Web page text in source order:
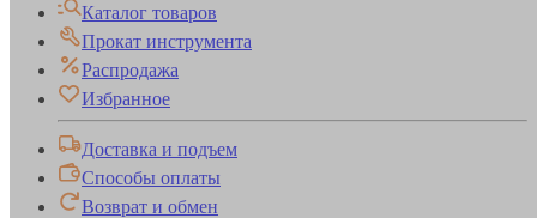
Каталог товаров
Прокат инструмента
Распродажа
Избранное
Доставка и подъем
Способы оплаты
Возврат и обмен